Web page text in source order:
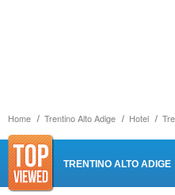
Home Trentino Alto Adige Hotel
TRENTINO ALTO ADIGE